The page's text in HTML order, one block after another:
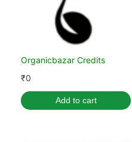
Organicbazar Credits
₹0
Add to cart